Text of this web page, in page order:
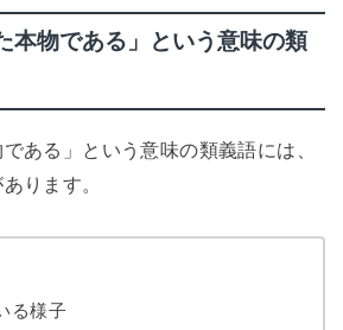
物である」という意味の類
ある」という意味の類義語には、
ります。
る様子